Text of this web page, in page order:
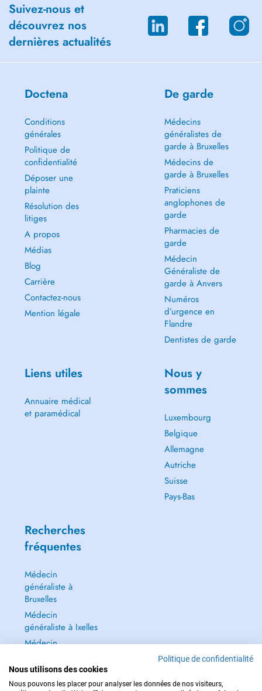
Suivez-nous et
découvrez nos
dernières actualités
Doctena
Conditions
générales
Politique de
confidentialité
Déposer une
plainte
Résolution des
litiges
A propos
Médias
Blog
Carrière
Contactez-nous
Mention légale
De garde
Médecins
généralistes de
garde à Bruxelles
Médecins de
garde à Bruxelles
Praticiens
anglophones de
garde
Pharmacies de
garde
Médecin
Généraliste de
garde à Anvers
Numéros
d’urgence en
Flandre
Dentistes de garde
Liens utiles
Annuaire médical
et paramédical
Nous y
sommes
Luxembourg
Belgique
Allemagne
Autriche
Suisse
Pays-Bas
Recherches
fréquentes
Médecin
généraliste à
Bruxelles
Médecin
généraliste à Ixelles
Médecin
Dentiste à Bruxelles
Tout voir →
Politique de confidentialité
Nous utilisons des cookies
Nous pouvons les placer pour analyser les données de nos visiteurs,